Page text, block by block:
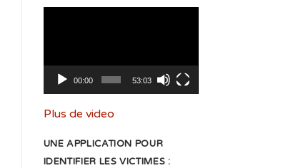
00:00 53:03
Plus de video
UNE APPLICATION POUR
IDENTIFIER LES VICTIMES :